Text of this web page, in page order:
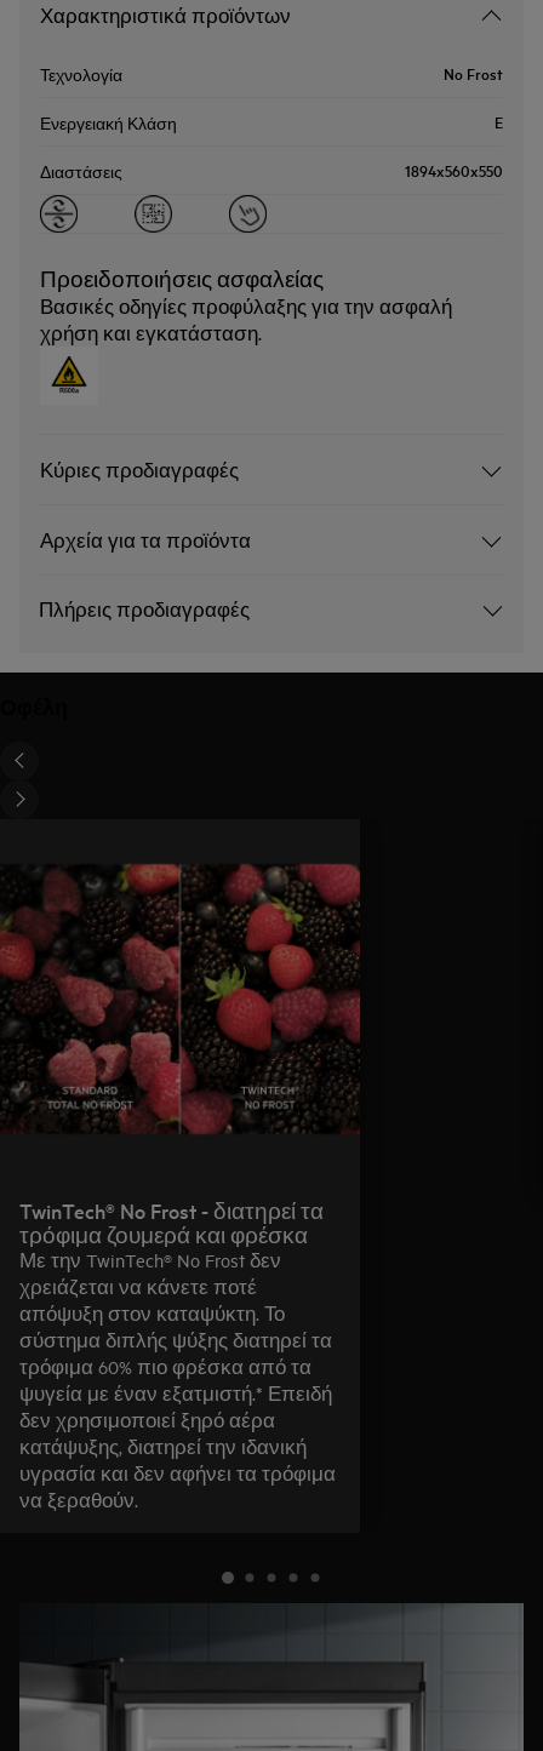
Χαρακτηριστικά προϊόντων
Τεχνολογία No Frost
Ενεργειακή Κλάση E
Διαστάσεις 1894x560x550
Προειδοποιήσεις ασφαλείας
Βασικές οδηγίες προφύλαξης για την ασφαλή
χρήση και εγκατάσταση.
Κύριες προδιαγραφές
Αρχεία για τα προϊόντα
Πλήρεις προδιαγραφές
TwinTech® No Frost - διατηρεί τα
τρόφιμα ζουμερά και φρέσκα
Με την TwinTech® No Frost δεν
χρειάζεται να κάνετε ποτέ
απόψυξη στον καταψύκτη. Το
σύστημα διπλής ψύξης διατηρεί τα
τρόφιμα 60% πιο φρέσκα από τα
ψυγεία με έναν εξατμιστή.* Επειδή
δεν χρησιμοποιεί ξηρό αέρα
κατάψυξης, διατηρεί την ιδανική
υγρασία και δεν αφήνει τα τρόφιμα
να ξεραθούν.